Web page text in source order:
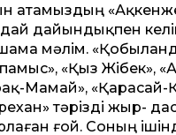
атамыздың
дайындықпен келіп
мәлім.
«Қыз Жібек»,
Мамай», «Қарасай-
тәрізді жыр-
ғой. Соның